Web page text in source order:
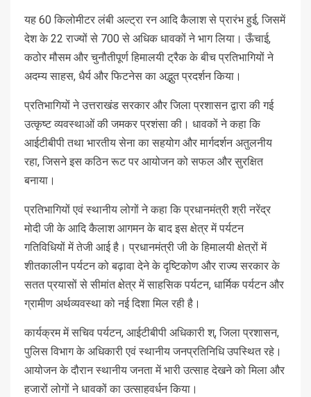
यह 60 किलोमीटर लंबी अल्ट्रा रन आदि कैलाश से प्रारंभ हुई, जिसमें
देश के 22 राज्यों से 700 से अधिक धावकों ने भाग लिया। ऊँचाई,
कठोर मौसम और चुनौतीपूर्ण हिमालयी ट्रैक के बीच प्रतिभागियों ने
अदम्य साहस, धैर्य और फिटनेस का अद्भुत प्रदर्शन किया।
प्रतिभागियों ने उत्तराखंड सरकार और जिला प्रशासन द्वारा की गई
उत्कृष्ट व्यवस्थाओं की जमकर प्रशंसा की। धावकों ने कहा कि
आईटीबीपी तथा भारतीय सेना का सहयोग और मार्गदर्शन अतुलनीय
रहा, जिसने इस कठिन रूट पर आयोजन को सफल और सुरक्षित
बनाया।
प्रतिभागियों एवं स्थानीय लोगों ने कहा कि प्रधानमंत्री श्री नरेंद्र
मोदी जी के आदि कैलाश आगमन के बाद इस क्षेत्र में पर्यटन
गतिविधियों में तेजी आई है। प्रधानमंत्री जी के हिमालयी क्षेत्रों में
शीतकालीन पर्यटन को बढ़ावा देने के दृष्टिकोण और राज्य सरकार के
सतत प्रयासों से सीमांत क्षेत्र में साहसिक पर्यटन, धार्मिक पर्यटन और
ग्रामीण अर्थव्यवस्था को नई दिशा मिल रही है।
कार्यक्रम में सचिव पर्यटन, आईटीबीपी अधिकारी श्, जिला प्रशासन,
पुलिस विभाग के अधिकारी एवं स्थानीय जनप्रतिनिधि उपस्थित रहे।
आयोजन के दौरान स्थानीय जनता में भारी उत्साह देखने को मिला और
हजारों लोगों ने धावकों का उत्साहवर्धन किया।